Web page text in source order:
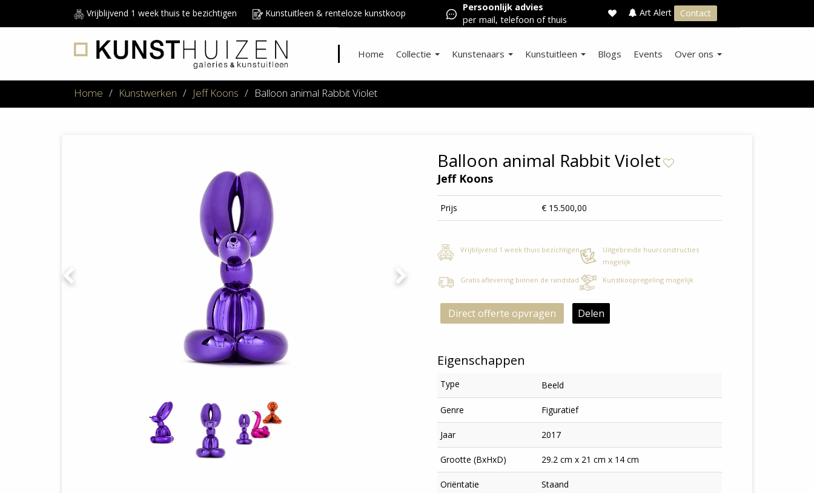
Vrijblijvend 1 week thuis te bezichtigen Kunstuitleen & renteloze kunstkoop
Persoonlijk advies
per mail, telefoon of thuis
Art Alert Contact
Home Collectie Kunstenaars Kunstuitleen Blogs Events Over ons
Home / Kunstwerken / Jeff Koons / Balloon animal Rabbit Violet
Balloon animal Rabbit Violet
Jeff Koons
Prijs € 15.500,00
Vrijblijvend 1 week thuis bezichtigen
Uitgebreide huurconstructies
mogelijk
Gratis aflevering binnen de randstad
Kunstkoopregeling mogelijk
Direct offerte opvragen Delen
Eigenschappen
Type Beeld
Genre Figuratief
Jaar 2017
Grootte (BxHxD) 29.2 cm x 21 cm x 14 cm
Oriëntatie Staand